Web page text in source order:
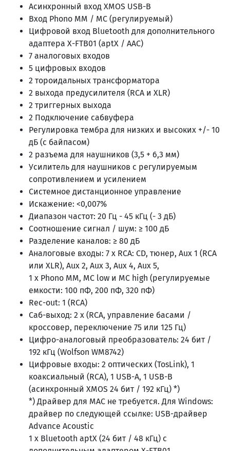
Асинхронный вход XMOS USB-B
Вход Phono MM / MC (регулируемый)
Цифровой вход Bluetooth для дополнительного
адаптера X-FTB01 (aptX / AAC)
7 аналоговых входов
5 цифровых входов
2 тороидальных трансформатора
2 выхода предусилителя (RCA и XLR)
2 триггерных выхода
2 Подключение сабвуфера
Регулировка тембра для низких и высоких +/- 10
дБ (с байпасом)
2 разъема для наушников (3,5 + 6,3 мм)
Усилитель для наушников с регулируемым
сопротивлением и усилением
Системное дистанционное управление
Искажение: <0,007%
Диапазон частот: 20 Гц - 45 кГц (- 3 дБ)
Соотношение сигнал / шум: ≥ 100 дБ
Разделение каналов: ≥ 80 дБ
Аналоговые входы: 7 x RCA: CD, тюнер, Aux 1 (RCA
или XLR), Aux 2, Aux 3, Aux 4, Aux 5,
1 x Phono MM, MC low и MC high (регулируемые
емкости: 100 пФ, 200 пФ, 320 пФ)
Rec-out: 1 (RCA)
Саб-выход: 2 x (RCA, управление басами /
кроссовер, переключение 75 или 125 Гц)
Цифро-аналоговый преобразователь: 24 бит /
192 кГц (Wolfson WM8742)
Цифровые входы: 2 оптических (TosLink), 1
коаксиальный (RCA), 1 USB-A, 1 USB-B
(асинхронный XMOS 24 бит / 192 кГц) *)
*) Драйвер для MAC не требуется. Для Windows:
драйвер по следующей ссылке: USB-драйвер
Advance Acoustic
1 x Bluetooth aptX (24 бит / 48 кГц) с